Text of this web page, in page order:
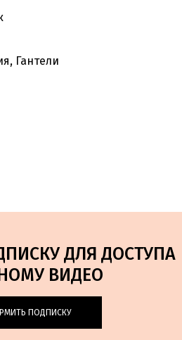
Гантели
ДЛЯ ДОСТУПА
ВИДЕО
ПОДПИСКУ